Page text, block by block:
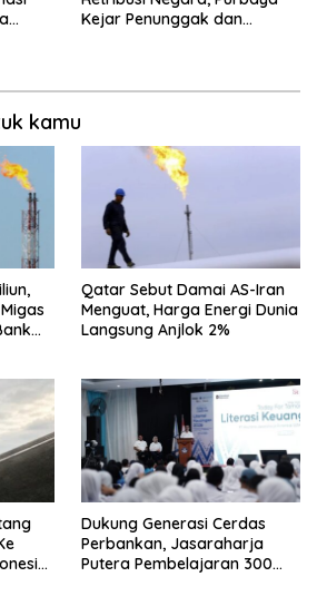
Kejar Penunggak dan
kamu
Qatar Sebut Damai AS-Iran
Menguat, Harga Energi Dunia
Langsung Anjlok 2%
Dukung Generasi Cerdas
Perbankan, Jasaraharja
Putera Pembelajaran 300